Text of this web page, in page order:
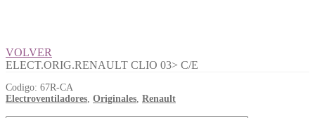
VOLVER
ELECT.ORIG.RENAULT CLIO 03> C/E
Codigo: 67R-CA
Electroventiladores Originales Renault